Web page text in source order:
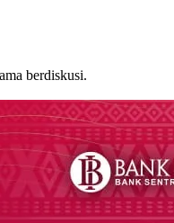
berdiskusi.